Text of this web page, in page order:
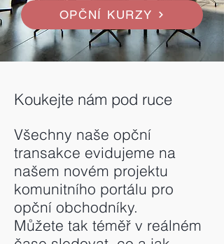
OPČNÍ KURZY
Koukejte nám pod ruce
Všechny naše opční
transakce evidujeme na
našem novém projektu
komunitního portálu pro
opční obchodníky.
Můžete tak téměř v reálném